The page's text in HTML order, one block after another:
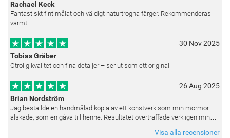
Rachael Keck
Fantastiskt fint målat och väldigt naturtrogna färger. Rekommenderas
varmt!
30 Nov 2025
Tobias Gräber
Otrolig kvalitet och fina detaljer – ser ut som ett original!
26 Aug 2025
Brian Nordström
Jag beställde en handmålad kopia av ett konstverk som min mormor
älskade, som en gåva till henne. Resultatet överträffade verkligen mina
Visa alla recensioner